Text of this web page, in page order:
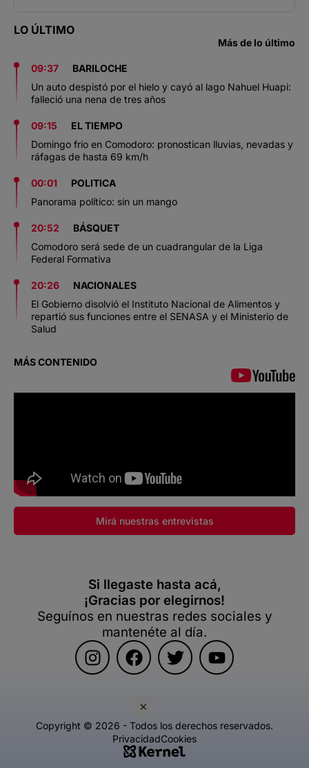
×
LO ÚLTIMO
Más de lo último
09:37
BARILOCHE
Un auto despistó por el hielo y cayó al lago Nahuel Huapi:
falleció una nena de tres años
09:15
EL TIEMPO
Domingo frío en Comodoro: pronostican lluvias, nevadas y
ráfagas de hasta 69 km/h
00:01
POLITICA
Panorama político: sin un mango
20:52
BÁSQUET
Comodoro será sede de un cuadrangular de la Liga
Federal Formativa
20:26
NACIONALES
El Gobierno disolvió el Instituto Nacional de Alimentos y
repartió sus funciones entre el SENASA y el Ministerio de
Salud
MÁS CONTENIDO
Mirá nuestras entrevistas
Si llegaste hasta acá,
¡Gracias por elegirnos!
Seguínos en nuestras redes sociales y
mantenéte al día.
Copyright © 2026 - Todos los derechos reservados.
PrivacidadCookies